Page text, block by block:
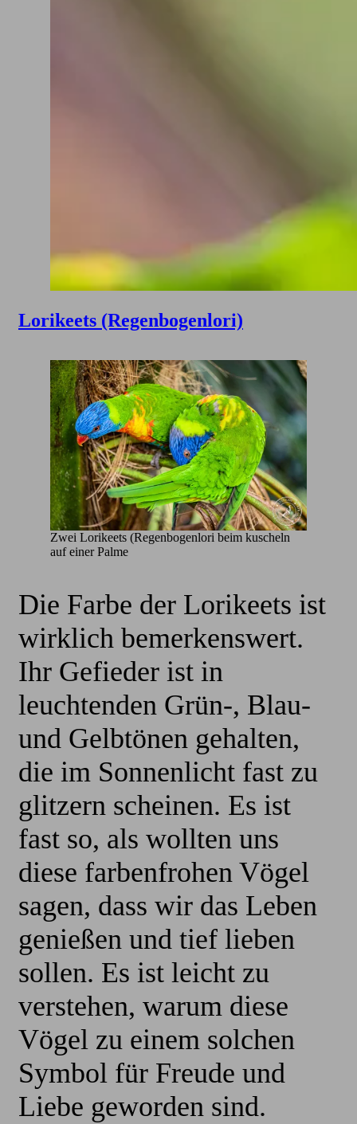
Lorikeets (Regenbogenlori)
Zwei Lorikeets (Regenbogenlori beim kuscheln
auf einer Palme
Die Farbe der Lorikeets ist
wirklich bemerkenswert.
Ihr Gefieder ist in
leuchtenden Grün-, Blau-
und Gelbtönen gehalten,
die im Sonnenlicht fast zu
glitzern scheinen. Es ist
fast so, als wollten uns
diese farbenfrohen Vögel
sagen, dass wir das Leben
genießen und tief lieben
sollen. Es ist leicht zu
verstehen, warum diese
Vögel zu einem solchen
Symbol für Freude und
Liebe geworden sind.